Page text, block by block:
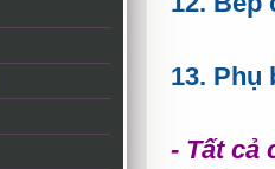
13. Phụ
- Tất cả